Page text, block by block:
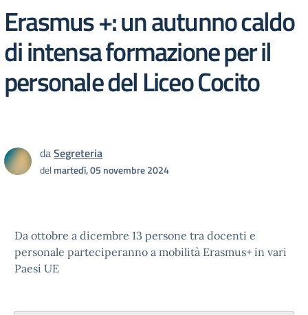
Erasmus +: un autunno caldo
di intensa formazione per il
personale del Liceo Cocito
daSegreteria
delmartedì, 05 novembre 2024
Da ottobre a dicembre 13 persone tra docenti e
personale parteciperanno a mobilità Erasmus+ in vari
Paesi UE